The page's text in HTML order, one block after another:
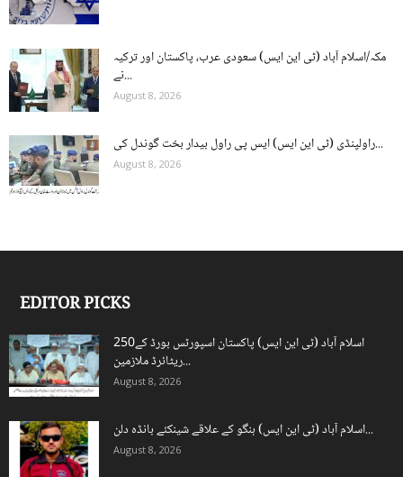
مکہ/اسلام آباد (ٹی این ایس) سعودی عرب، پاکستان اور ترکیہ
نے...
August 8, 2026
راولپنڈی (ٹی این ایس) ایس پی راول بیدار بخت گوندل کی...
August 8, 2026
EDITOR PICKS
اسلام آباد (ٹی این ایس) پاکستان اسپورٹس بورڈ کے250
ریٹائرڈ ملازمین...
August 8, 2026
اسلام آباد (ٹی این ایس) ہنگو کے علاقے شینکئے بانڈہ دلن...
August 8, 2026